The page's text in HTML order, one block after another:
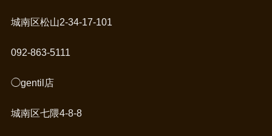
城南区松山2-34-17-101
092-863-5111
◯gentil店
城南区七隈4-8-8